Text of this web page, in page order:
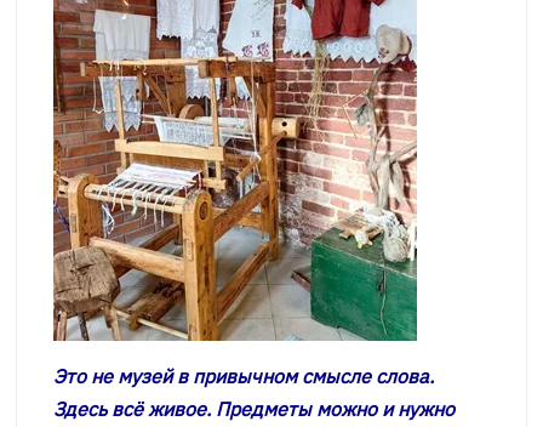
Это не музей в привычном смысле слова.
Здесь всё живое. Предметы можно и нужно